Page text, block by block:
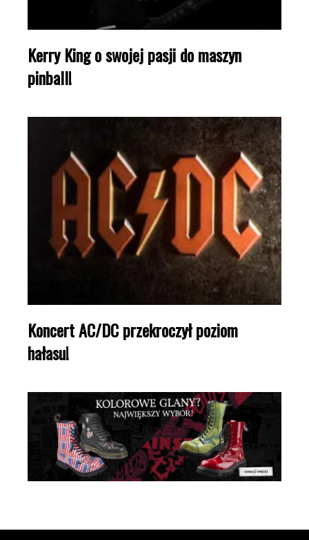
Kerry King o swojej pasji do maszyn
pinball!
Koncert AC/DC przekroczył poziom
hałasu!